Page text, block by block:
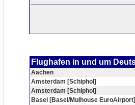
Flughafen in und um
Aachen
Amsterdam [Schiphol]
Amsterdam [Schiphol]
Basel [Basel/Mulhouse EuroAirport]